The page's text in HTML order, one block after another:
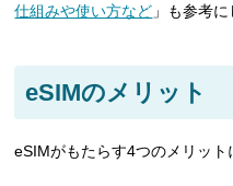
仕組みや使い方など 」も参考
eSIMのメリット
eSIMがもたらす4つのメリット